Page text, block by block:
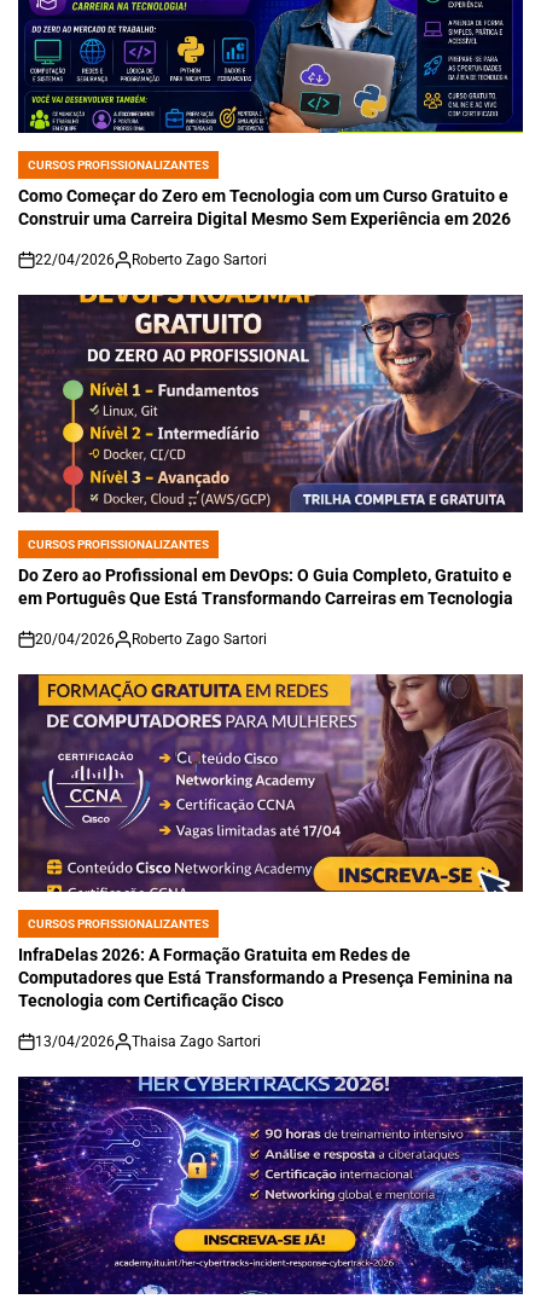
POSTED
IN
CURSOS PROFISSIONALIZANTES
Como Começar do Zero em Tecnologia com um Curso Gratuito e
Construir uma Carreira Digital Mesmo Sem Experiência em 2026
on
22/04/2026 Roberto Zago Sartori
POSTED
IN
CURSOS PROFISSIONALIZANTES
Do Zero ao Profissional em DevOps: O Guia Completo, Gratuito e
em Português Que Está Transformando Carreiras em Tecnologia
on
20/04/2026 Roberto Zago Sartori
POSTED
IN
CURSOS PROFISSIONALIZANTES
InfraDelas 2026: A Formação Gratuita em Redes de
Computadores que Está Transformando a Presença Feminina na
Tecnologia com Certificação Cisco
on
13/04/2026 Thaisa Zago Sartori